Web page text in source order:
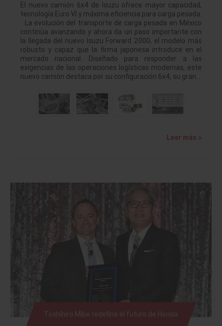
El nuevo camión 6x4 de Isuzu ofrece mayor capacidad,
tecnología Euro VI y máxima eficiencia para carga pesada.
La evolución del transporte de carga pesada en México
continúa avanzando y ahora da un paso importante con
la llegada del nuevo Isuzu Forward 2000, el modelo más
robusto y capaz que la firma japonesa introduce en el
mercado nacional. Diseñado para responder a las
exigencias de las operaciones logísticas modernas, este
nuevo camión destaca por su configuración 6x4, su gran…
Leer más »
Toshihiro Mibe redefine el futuro de Honda